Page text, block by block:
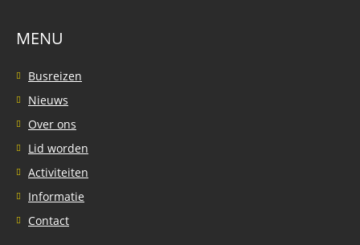
MENU
Busreizen
Nieuws
Over ons
Lid worden
Activiteiten
Informatie
Contact